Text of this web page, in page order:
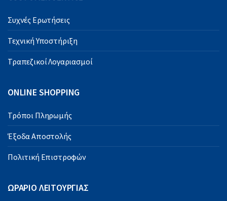
Συχνές Ερωτήσεις
Τεχνική Υποστήριξη
Τραπεζικοί Λογαριασμοί
ONLINE SHOPPING
Τρόποι Πληρωμής
Έξοδα Αποστολής
Πολιτική Επιστροφών
ΩΡΑΡΙΟ ΛΕΙΤΟΥΡΓΙΑΣ